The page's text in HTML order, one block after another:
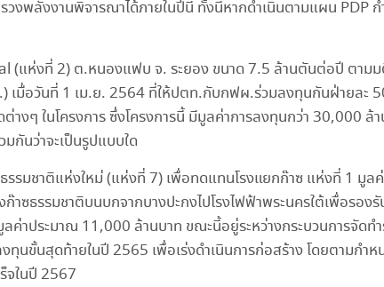
วงพลังงานพิจารณาได้ภายในปีนี้ ทั้งนี้หากดำเนินตามแผน PDP
(แห่งที่ 2) ต.หนองแฟบ จ. ระยอง ขนาด 7.5 ล้านตันต่อปี ตาม
เมื่อวันที่ 1 เม.ย. 2564 ที่ให้ปตท.กับกฟผ.ร่วมลงทุนกันฝ่ายละ
างๆ ในโครงการ ซึ่งโครงการนี้ มีมูลค่าการลงทุนกว่า 30,000 ล้
กันว่าจะเป็นรูปแบบใด
รมชาติแห่งใหม่​ (แห่งที่ 7) เพื่อทดแทนโรงแยกก๊าซ แห่งที่ 1 มูล
าซธรรมชาติบนบกจากบางปะกงไปโรงไฟฟ้าพระนครใต้เพื่อรองรั
าประมาณ 11,000 ล้านบาท ขณะนี้อยู่ระหว่างกระบวนการจัดทำ
นขั้นสุดท้ายในปี 2565 เพื่อเร่งดำเนินการก่อสร้าง โดยตามกำ
จในปี 2567